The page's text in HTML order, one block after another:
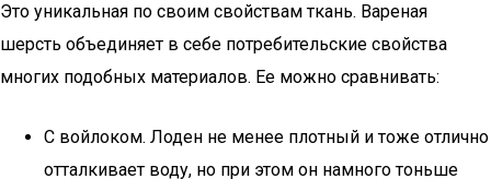
Это уникальная по своим свойствам ткань. Вареная
шерсть объединяет в себе потребительские свойства
многих подобных материалов. Ее можно сравнивать:
С войлоком. Лоден не менее плотный и тоже отлично
отталкивает воду, но при этом он намного тоньше